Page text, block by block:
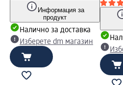
Информация за
продукт
Налично за доставка
Изберете dm магазин